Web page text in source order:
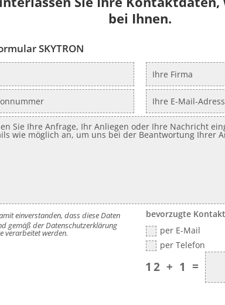
bei Ihnen.
SKYTRON
einverstanden, dass diese Daten
gemäß der Datenschutzerklärung
verarbeitet werden.
bevorzugte
per E-Mail
per Telefon
12 + 1 =